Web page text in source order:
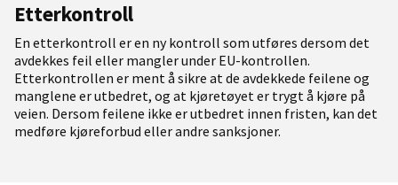
Etterkontroll
En etterkontroll er en ny kontroll som utføres dersom det
avdekkes feil eller mangler under EU-kontrollen.
Etterkontrollen er ment å sikre at de avdekkede feilene og
manglene er utbedret, og at kjøretøyet er trygt å kjøre på
veien. Dersom feilene ikke er utbedret innen fristen, kan det
medføre kjøreforbud eller andre sanksjoner.